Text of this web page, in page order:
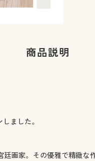
商品説明
ました。
画家。その優雅で精緻